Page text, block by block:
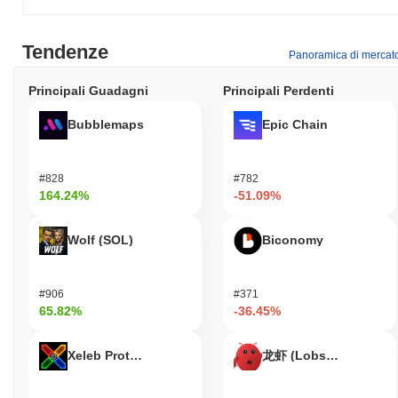
cercano di sfruttare la tecnologia blockchain per applicazioni e
servizi decentralizzati. Il suo pubblico target include coloro che
soluzioni innovative che migliorino il coinvolgimento degli utenti e
semplifichino le operazioni. Ideale per le imprese che desiderano
integrare la blockchain nei propri flussi di lavoro, Solum promuove
Come è protetto Solum?
consenso unico noto come Proof of Stake (PoS), che migliora la
sicurezza della rete richiedendo ai validatori di detenere e mettere
onesti, ma fornisce anche una robusta protezione della blockchain
contro attacchi malevoli, garantendo l'integrità e l'affidabilità della
Solum ha affrontato controversie o rischi?
Tendenze Panoramica di
Principali Guadagni
Bubblemaps
#828
164.24%
Wolf (SOL)
#906
65.82%
Xeleb Protocol
Principali Perdenti
Epic Chain
#782
-51.09%
Biconomy
#371
-36.45%
龙虾 (Lobster)